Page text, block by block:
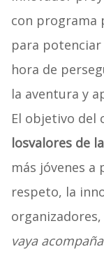
con programa
para
hora de
la aventura y
El objetivo del
losvalores de
más jóvenes
respeto, la
organizadores,
vaya